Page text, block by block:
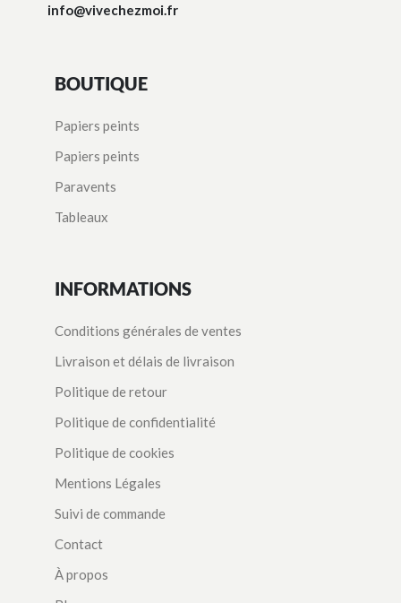
info@vivechezmoi.fr
BOUTIQUE
Papiers peints
Papiers peints
Paravents
Tableaux
INFORMATIONS
Conditions générales de ventes
Livraison et délais de livraison
Politique de retour
Politique de confidentialité
Politique de cookies
Mentions Légales
Suivi de commande
Contact
À propos